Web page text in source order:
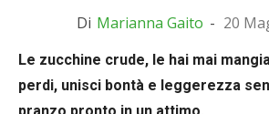
Di Marianna Gaito - 20
Le zucchine crude, le hai mai
perdi, unisci bontà e leggerezza